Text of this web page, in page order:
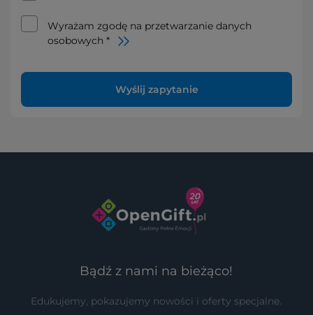
Wyrażam zgodę na przetwarzanie danych
osobowych *
Wyślij zapytanie
Bądź z nami na bieżąco!
Edukujemy, pokazujemy nowości i oferty specjalne.